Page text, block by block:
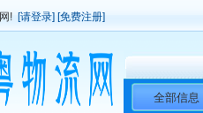
! [请登录] [免费注册]